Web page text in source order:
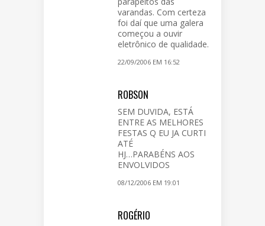
varandas. Com certeza
foi daí que uma galera
começou a ouvir
eletrônico de qualidade.
22/09/2006 EM 16:52
ROBSON
SEM DUVIDA, ESTÁ
ENTRE AS MELHORES
FESTAS Q EU JA CURTI
ATÉ
HJ…PARABÉNS AOS
ENVOLVIDOS
08/12/2006 EM 19:01
ROGÉRIO